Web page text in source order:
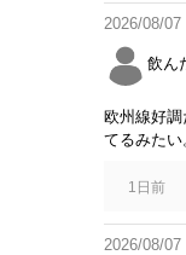
2026/08/07
飲ん
欧州線好
てるみたい
1日前
2026/08/07